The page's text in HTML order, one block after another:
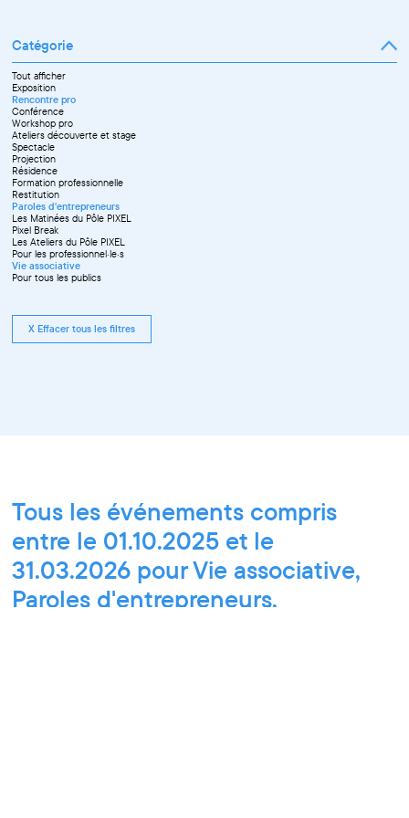
Catégorie
Tout afficher
Exposition
Rencontre pro
Conférence
Workshop pro
Ateliers découverte et stage
Spectacle
Projection
Résidence
Formation professionnelle
Restitution
Paroles d'entrepreneurs
Les Matinées du Pôle PIXEL
Pixel Break
Les Ateliers du Pôle PIXEL
Pour les professionnel·le·s
Vie associative
Pour tous les publics
X Effacer tous les filtres
Tous les événements compris
entre le 01.10.2025 et le
31.03.2026 pour Vie associative,
Paroles d'entrepreneurs,